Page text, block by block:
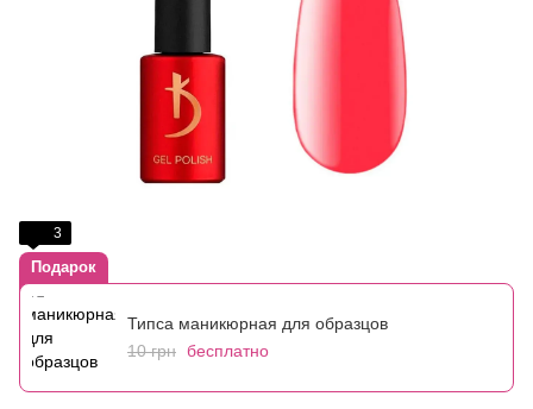
3
Подарок
Типса маникюрная для образцов
10 грн бесплатно